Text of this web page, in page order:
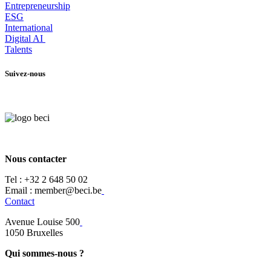
Entrepreneurship
ESG
International
Digital AI
Talents
Suivez-nous
Nous contacter
Tel : +32 2 648 50 02​
​​Email : member@beci.be
Contact
Avenue Louise 500
​1050 Bruxelles
Qui sommes-nous ?